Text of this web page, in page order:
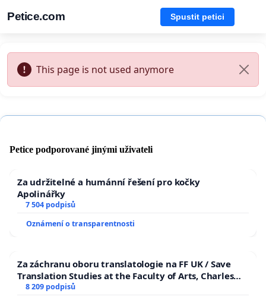
Petice.com Spustit petici
This page is not used anymore
Petice podporované jinými uživateli
Za udržitelné a humánní řešení pro kočky
Apolinářky
7 504 podpisů
Oznámení o transparentnosti
Za záchranu oboru translatologie na FF UK / Save
Translation Studies at the Faculty of Arts, Charles
University
8 209 podpisů